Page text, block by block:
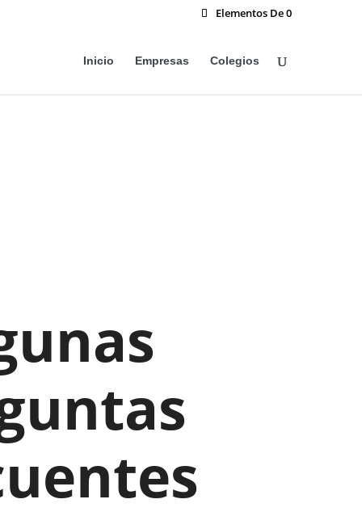
Elementos De 0
Inicio Empresas Colegios